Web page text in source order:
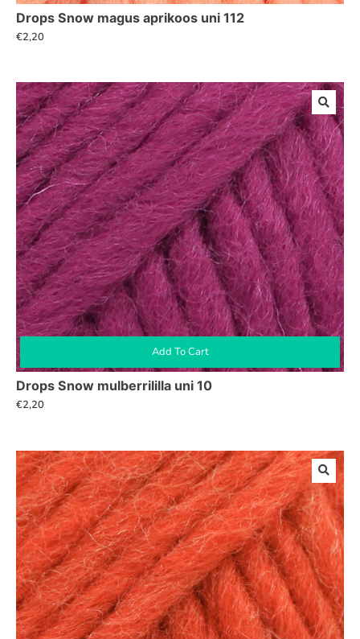
Drops Snow magus aprikoos uni 112
€2,20
Add To Cart
Drops Snow mulberrililla uni 10
€2,20